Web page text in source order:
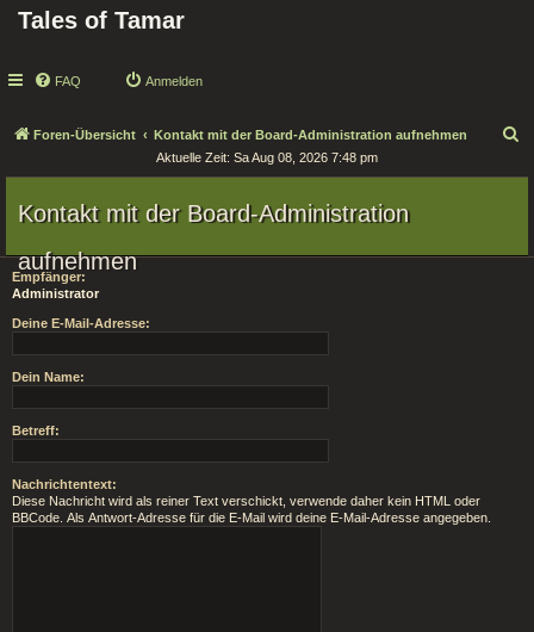
Tales of Tamar
FAQ Anmelden
Foren-Übersicht Kontakt mit der Board-Administration aufnehmen
Aktuelle Zeit: Sa Aug 08, 2026 7:48 pm
Kontakt mit der Board-Administration
aufnehmen
Empfänger:
Administrator
Deine E-Mail-Adresse:
Dein Name:
Betreff:
Nachrichtentext:
Diese Nachricht wird als reiner Text verschickt, verwende daher kein HTML oder
BBCode. Als Antwort-Adresse für die E-Mail wird deine E-Mail-Adresse angegeben.